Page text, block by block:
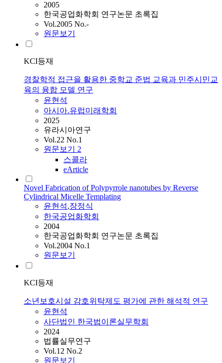
2005
한국공업화학회 연구논문 초록집
Vol.2005 No.-
원문보기
KCI등재
경찰학적 접근을 활용한 중학교 준법 교육과 민주시민교
육의 융합 모델 연구
윤현석
아시아.유럽미래학회
2025
유라시아연구
Vol.22 No.1
원문보기 2
스콜라
eArticle
Novel Fabrication of Polypyrrole nanotubes by Reverse
Cylindrical Micelle Templating
윤현석,장정식
한국공업화학회
2004
한국공업화학회 연구논문 초록집
Vol.2004 No.1
원문보기
KCI등재
소년보호시설 감호위탁제도 평가에 관한 해석적 연구
윤현석
사단법인 한국법이론실무학회
2024
법률실무연구
Vol.12 No.2
원문보기